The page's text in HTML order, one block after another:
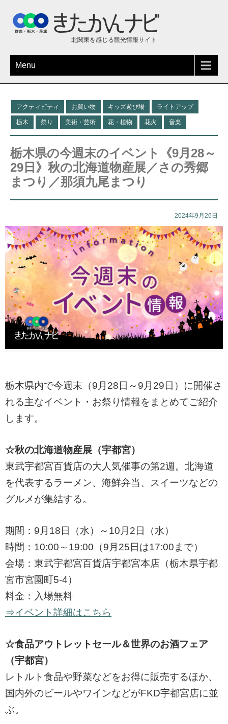
北関東を感じる観光情報サイト
Menu
アクティビティ お買い物 キッズ遊び場 ライトアップ
栃木 祭り 美術・芸術 花・植物 花火 音楽
栃木県の今週末のイベント《9月28～
29日》秋の北海道物産展／さの秀郷
まつり／那須九尾まつり
2024年9月26日
栃木県内で今週末（9月28日～9月29日）に開催さ
れる主なイベント・お祭り情報をまとめてご紹介
します。
☆秋の北海道物産展（宇都宮）
東武宇都宮百貨店の大人気催事の第2週。北海道
を代表するラーメン、海鮮弁当、スイーツなどの
グルメが集結する。
期間：9月18日（水）～10月2日（水）
時間：10:00～19:00（9月25日は17:00まで）
会場：東武宇都宮百貨店宇都宮本店（栃木県宇都
宮市宮園町5-4）
料金：入場無料
⇒イベント詳細はこちら
☆食品アウトレットセール＆世界のお酒フェア
（宇都宮）
レトルト食品や野菜などをお得に販売するほか、
国内外のビールやワインなどがFKD宇都宮店に並
ぶ。